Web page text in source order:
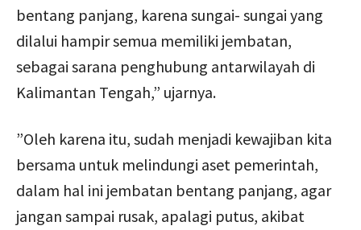
bentang panjang, karena sungai- sungai yang
dilalui hampir semua memiliki jembatan,
sebagai sarana penghubung antarwilayah di
Kalimantan Tengah,” ujarnya.
”Oleh karena itu, sudah menjadi kewajiban kita
bersama untuk melindungi aset pemerintah,
dalam hal ini jembatan bentang panjang, agar
jangan sampai rusak, apalagi putus, akibat